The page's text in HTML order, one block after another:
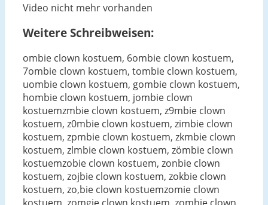
Video nicht mehr vorhanden
Weitere Schreibweisen:
ombie clown kostuem, 6ombie clown kostuem,
7ombie clown kostuem, tombie clown kostuem,
uombie clown kostuem, gombie clown kostuem,
hombie clown kostuem, jombie clown
kostuemzmbie clown kostuem, z9mbie clown
kostuem, z0mbie clown kostuem, zimbie clown
kostuem, zpmbie clown kostuem, zkmbie clown
kostuem, zlmbie clown kostuem, zömbie clown
kostuemzobie clown kostuem, zonbie clown
kostuem, zojbie clown kostuem, zokbie clown
kostuem, zo,bie clown kostuemzomie clown